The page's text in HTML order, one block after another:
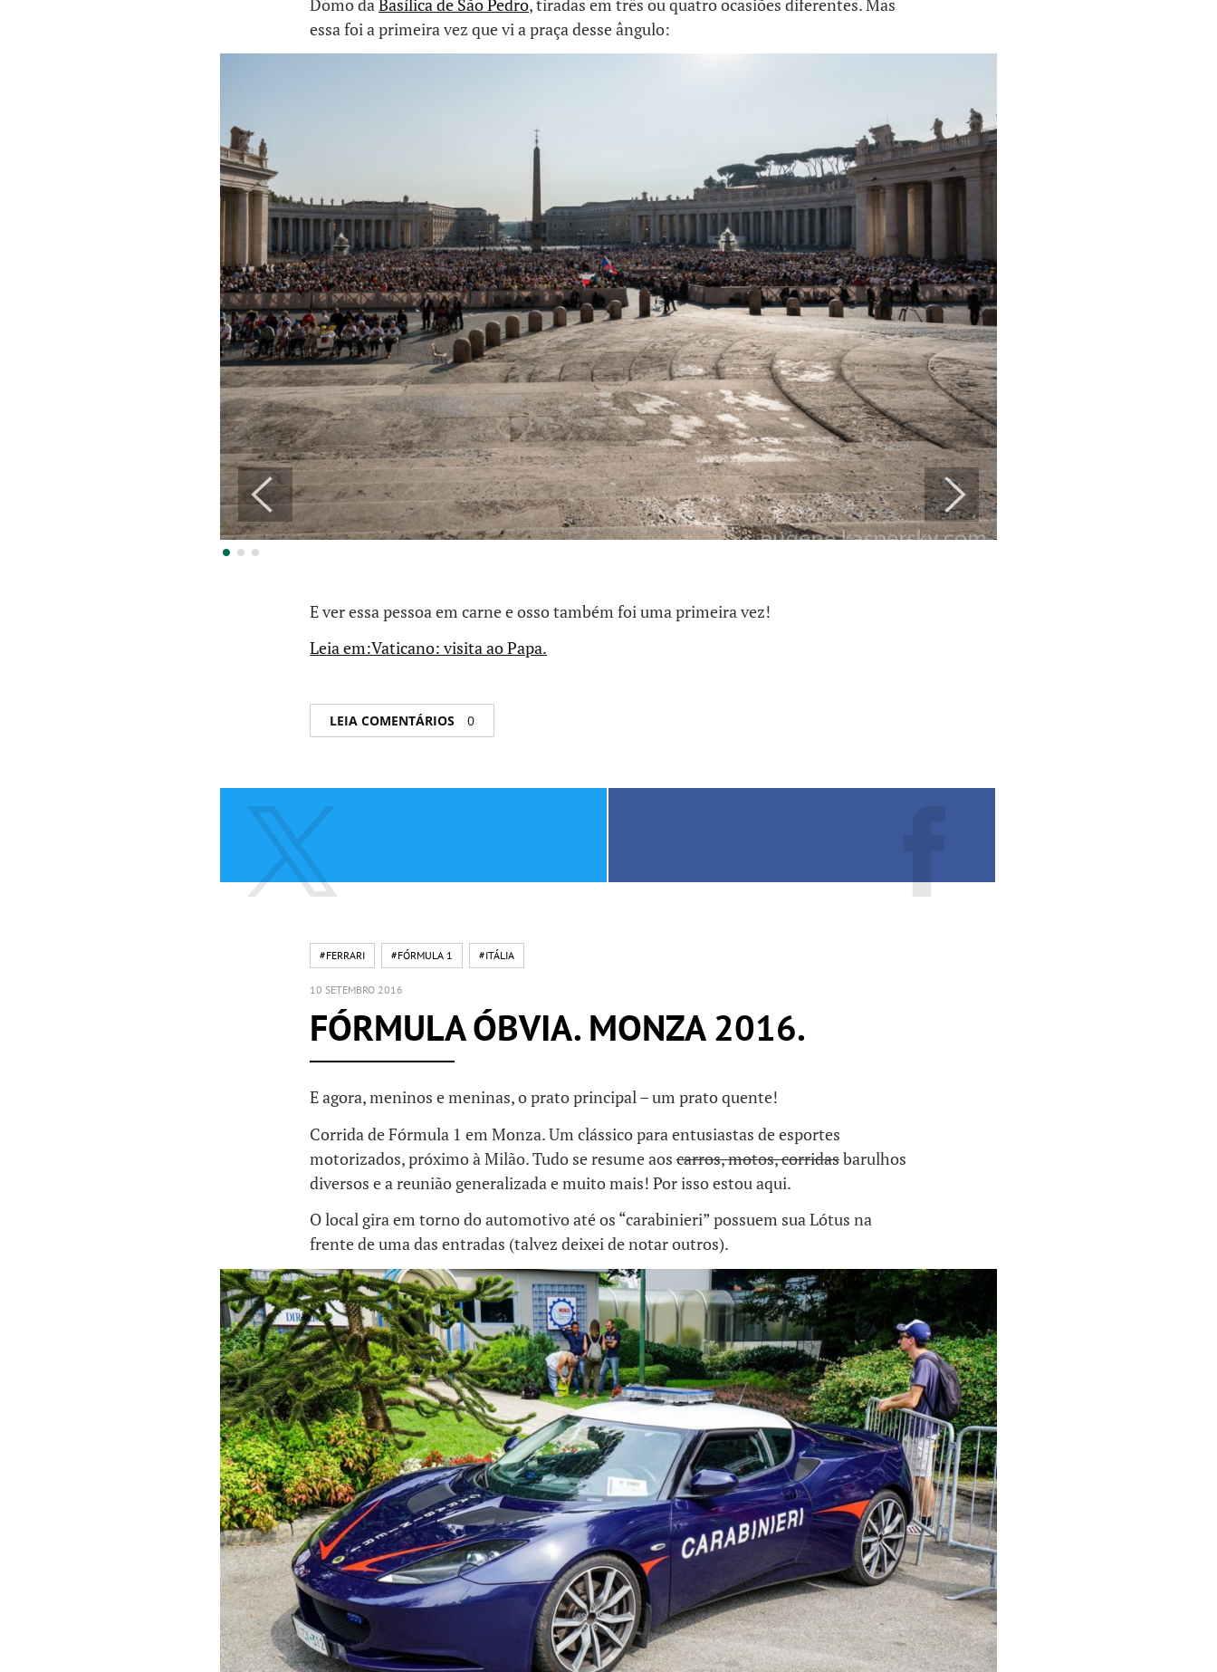
Domo daBasílica de São Pedro, tiradas em três ou quatro ocasiões diferentes. Mas
essa foi a primeira vez que vi a praça desse ângulo:
E ver essa pessoa em carne e osso também foi uma primeira vez!
Leia em:Vaticano: visita ao Papa.
LEIA COMENTÁRIOS 0
#FERRARI #FÓRMULA 1 #ITÁLIA
10 SETEMBRO 2016
FÓRMULA ÓBVIA. MONZA 2016.
E agora, meninos e meninas, o prato principal – um prato quente!
Corrida de Fórmula 1 em Monza. Um clássico para entusiastas de esportes
motorizados, próximo à Milão. Tudo se resume aos carros, motos, corridasbarulhos
diversos e a reunião generalizada e muito mais! Por isso estou aqui.
O local gira em torno do automotivo até os “carabinieri” possuem sua Lótus na
frente de uma das entradas (talvez deixei de notar outros).